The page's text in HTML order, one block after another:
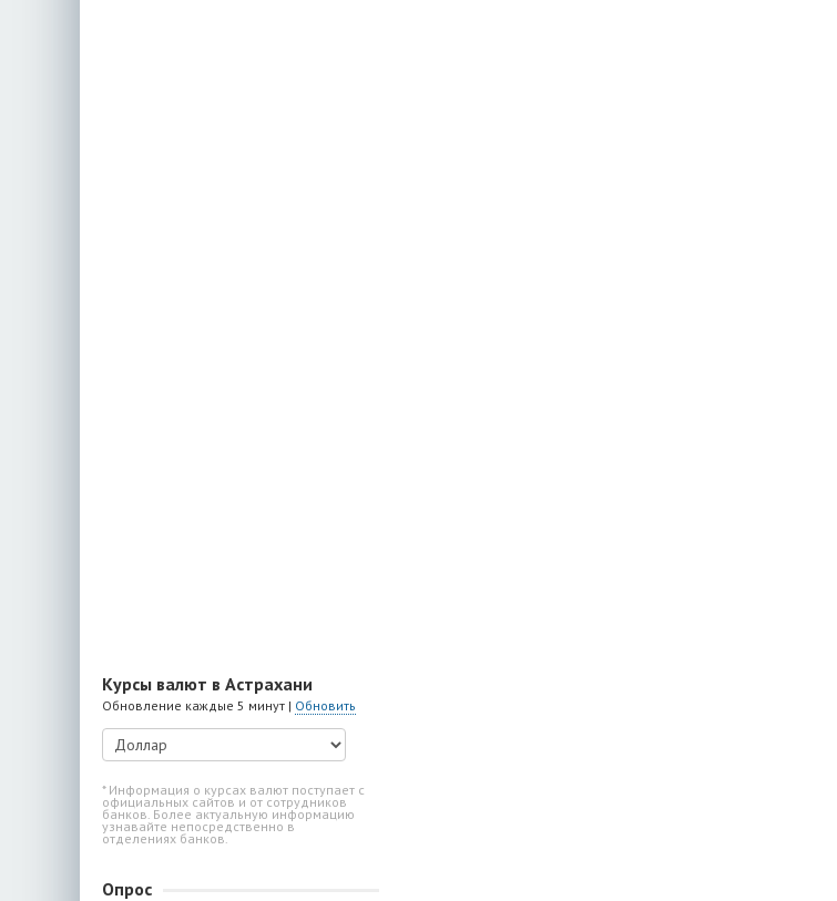
Курсы валют в Астрахани
Обновление каждые 5 минут | Обновить
* Информация о курсах валют поступает с
официальных сайтов и от сотрудников
банков. Более актуальную информацию
узнавайте непосредственно в
отделениях банков.
Опрос